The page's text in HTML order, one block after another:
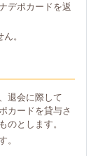
デポカードを返
。
退会に際して
カードを貸与さ
のとします。
。